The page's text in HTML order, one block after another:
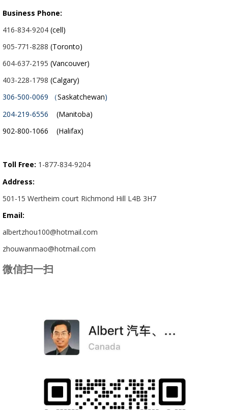
Business Phone:
416-834-9204 (cell)
905-771-8288 (Toronto)
604-637-2195 (Vancouver)
403-228-1798 (Calgary)
306-500-0069 （Saskatchewan)
204-219-6556 (Manitoba)
902-800-1066 (Halifax)
Toll Free: 1-877-834-9204
Address:
501-15 Wertheim court Richmond Hill L4B 3H7
Email:
albertzhou100@hotmail.com
zhouwanmao@hotmail.com
微信扫一扫